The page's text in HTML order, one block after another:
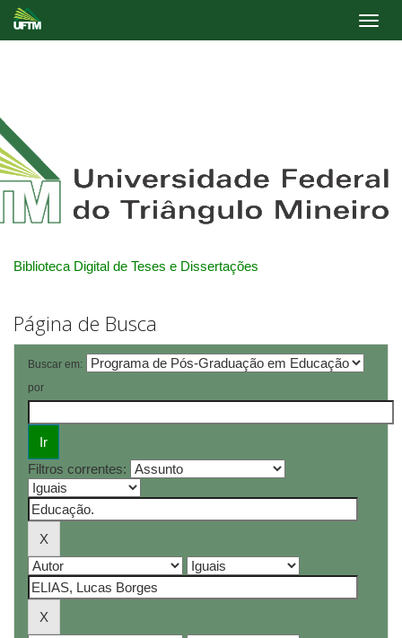
Biblioteca Digital de Teses e Dissertações
Página de Busca
Buscar em:
por
Filtros correntes: